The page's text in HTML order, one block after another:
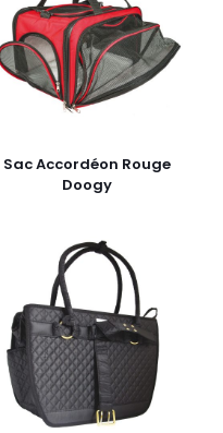
Sac Accordéon Rouge
Doogy